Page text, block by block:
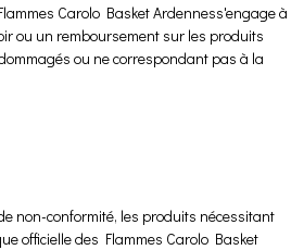
Carolo Basket Ardenness'engage à
ou un remboursement sur les produits
ou ne correspondant pas à la
non-conformité, les produits nécessitant
officielle des Flammes Carolo Basket